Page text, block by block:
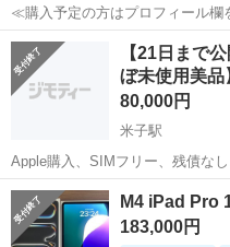
≪購入予定の方はプロフィール欄を必ず
がとうございます。 詳細は下記の通りとな
メーカー：OPPO ★型番：
鳥取 その他
【21日まで
ぼ未使用美品
80,000円
米子駅
Apple購入、SIMフリー、残債な
リーンになります。 本体のみ、
鳥取 米子市
M4 iPad Pro
183,000円